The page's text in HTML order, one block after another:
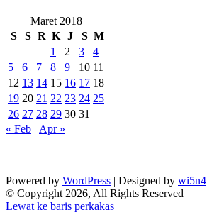
Maret 2018
S
S R K J S M
1
2 3
4
5
6 7 8 9 10 11
12 13 14 15 16 17 18
19 20 21 22 23 24 25
26 27 28 29 30 31
« Feb
Apr »
Powered by WordPress | Designed by wi5n4
© Copyright 2026, All Rights Reserved
Lewat ke baris perkakas